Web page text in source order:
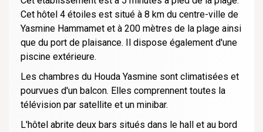
Cet hôtel 4 étoiles est situé à 8 km du centre-ville de
Yasmine Hammamet et à 200 mètres de la plage ainsi
que du port de plaisance. Il dispose également d'une
piscine extérieure.
Les chambres du Houda Yasmine sont climatisées et
pourvues d'un balcon. Elles comprennent toutes la
télévision par satellite et un minibar.
L'hôtel abrite deux bars situés dans le hall et au bord